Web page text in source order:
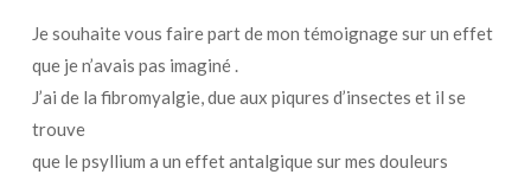
Je souhaite vous faire part de mon témoignage sur un effet
que je n’avais pas imaginé .
J’ai de la fibromyalgie, due aux piqures d’insectes et il se
trouve
que le psyllium a un effet antalgique sur mes douleurs